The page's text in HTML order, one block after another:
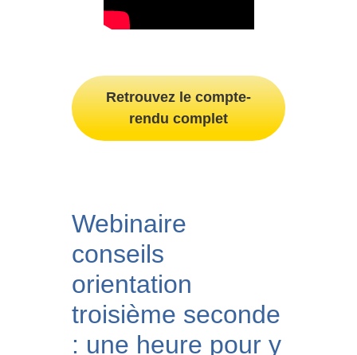
Retrouvez le compte-
rendu complet
Webinaire
conseils
orientation
troisième seconde
: une heure pour y